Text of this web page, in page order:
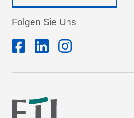
Folgen Sie Uns